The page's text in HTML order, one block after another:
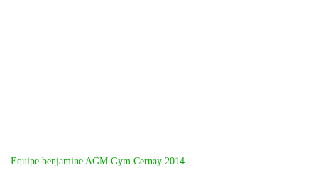
Equipe benjamine AGM Gym Cernay 2014